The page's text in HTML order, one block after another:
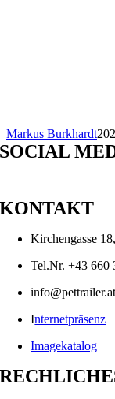
Markus Burkhardt
SOCIAL
KONTAKT
Kirchengasse
Tel.Nr. +43 660
info@pettrailer.at
Internetpräsenz
Imagekatalog